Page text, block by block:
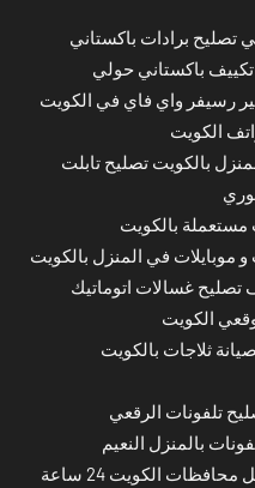
باكستاني حولي
رسيفر واي فاي في الكويت
الكويت
بالكويت تصليح تابلت
مستعملة بالكويت
موبايلات في المنزل بالكويت
تصليح غسالات اتوماتيك
الكويت
ثلاجات بالكويت
تلفونات الرقعي
بالمنزل النعيم
الكويت 24 ساعة